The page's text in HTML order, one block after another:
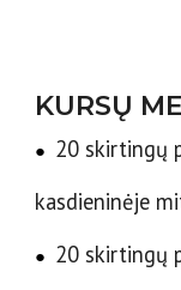
KURSŲ
● 20 skirtingų
kasdieninėje
● 20 skirtingų